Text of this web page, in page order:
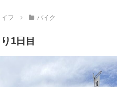
フ バイク
1日目